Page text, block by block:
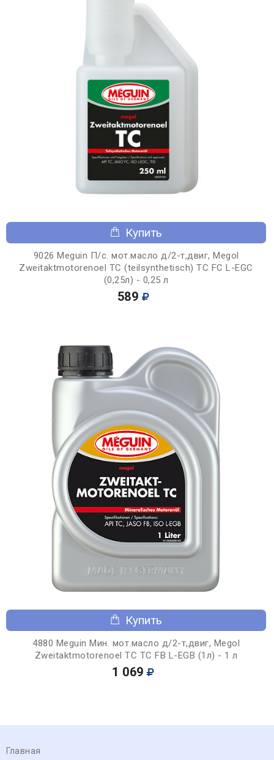
Купить
9026 Meguin П/с. мот.масло д/2-т,двиг, Megol
Zweitaktmotorenoel TC (teilsynthetisch) TC FC L-EGC
(0,25л) - 0,25 л
589
Купить
4880 Meguin Мин. мот.масло д/2-т,двиг, Megol
Zweitaktmotorenoel TC TC FB L-EGB (1л) - 1 л
1 069
Главная